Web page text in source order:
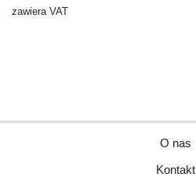
zawiera VAT
O nas
Kontakt